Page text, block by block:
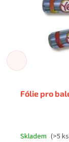
Fólie pro
Skladem (>5